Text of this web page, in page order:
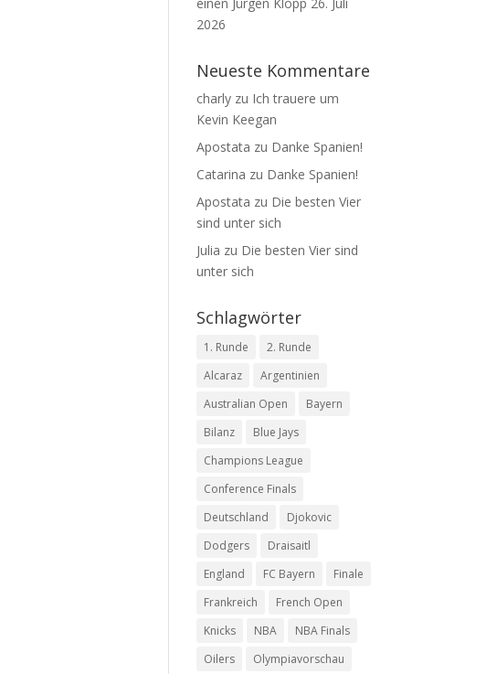
2026
Neueste Kommentare
charly zu Ich trauere um
Kevin Keegan
Apostata zu Danke Spanien!
Catarina zu Danke Spanien!
Apostata zu Die besten Vier
sind unter sich
Julia zu Die besten Vier sind
unter sich
Schlagwörter
1. Runde
2. Runde
Alcaraz
Argentinien
Australian Open
Bayern
Bilanz
Blue Jays
Champions League
Conference Finals
Deutschland
Djokovic
Dodgers
Draisaitl
England
FC Bayern
Finale
Frankreich
French Open
Knicks
NBA
NBA Finals
Oilers
Olympiavorschau